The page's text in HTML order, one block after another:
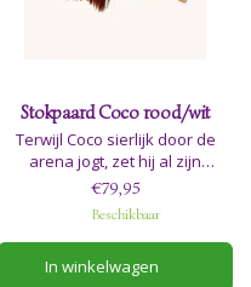
Stokpaard Coco rood/wit
Terwijl Coco sierlijk door de
arena jogt, zet hij al zijn
talenten in, met zowel elegantie
als precisie. Met opvallende
rood-witte aftekeningen en
felrode nylon manen is Coco
het perfecte hobbypaard voor
€79,95
Beschikbaar
In winkelwagen